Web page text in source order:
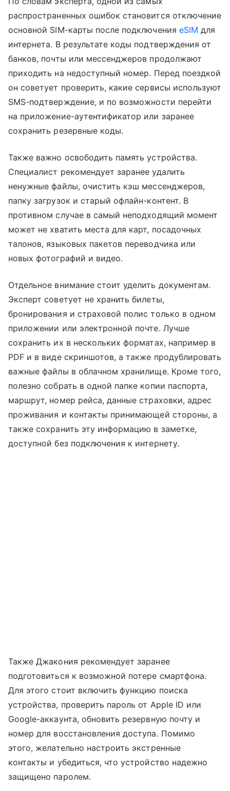
распространенных ошибок становится отключение
основной SIM-карты после подключения eSIM для
интернета. В результате коды подтверждения от
банков, почты или мессенджеров продолжают
приходить на недоступный номер. Перед поездкой
он советует проверить, какие сервисы используют
SMS-подтверждение, и по возможности перейти
на приложение-аутентификатор или заранее
сохранить резервные коды.
Также важно освободить память устройства.
Специалист рекомендует заранее удалить
ненужные файлы, очистить кэш мессенджеров,
папку загрузок и старый офлайн-контент. В
противном случае в самый неподходящий момент
может не хватить места для карт, посадочных
талонов, языковых пакетов переводчика или
новых фотографий и видео.
Отдельное внимание стоит уделить документам.
Эксперт советует не хранить билеты,
бронирования и страховой полис только в одном
приложении или электронной почте. Лучше
сохранить их в нескольких форматах, например в
PDF и в виде скриншотов, а также продублировать
важные файлы в облачном хранилище. Кроме того,
полезно собрать в одной папке копии паспорта,
маршрут, номер рейса, данные страховки, адрес
проживания и контакты принимающей стороны, а
также сохранить эту информацию в заметке,
доступной без подключения к интернету.
Также Джакония рекомендует заранее
подготовиться к возможной потере смартфона.
Для этого стоит включить функцию поиска
устройства, проверить пароль от Apple ID или
Google-аккаунта, обновить резервную почту и
номер для восстановления доступа. Помимо
этого, желательно настроить экстренные
контакты и убедиться, что устройство надежно
защищено паролем.